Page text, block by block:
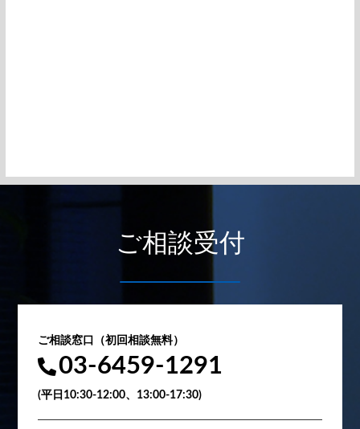
ご相談受付
ご相談窓口（初回相談無料）
03-6459-1291
(平日10:30-12:00、13:00-17:30)